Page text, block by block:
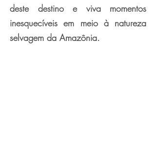
deste destino e viva momentos
inesquecíveis em meio à natureza
selvagem da Amazônia.